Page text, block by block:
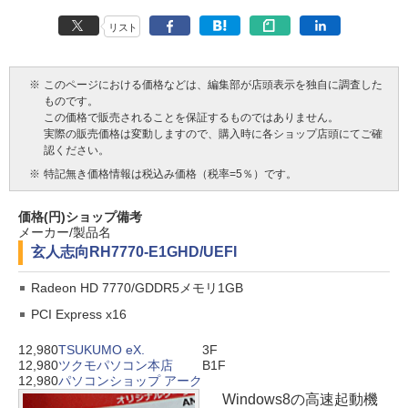
リスト
※ このページにおける価格などは、編集部が店頭表示を独自に調査した
ものです。
この価格で販売されることを保証するものではありません。
実際の販売価格は変動しますので、購入時に各ショップ店頭にてご確
認ください。
※ 特記無き価格情報は税込み価格（税率=5％）です。
価格(円)ショップ備考
メーカー/製品名
玄人志向 RH7770-E1GHD/UEFI
Radeon HD 7770/GDDR5メモリ1GB
PCI Express x16
12,980TSUKUMO eX.
3F
12,980ツクモパソコン本店
B1F
12,980パソコンショップ アーク
Windows8の高速起動機